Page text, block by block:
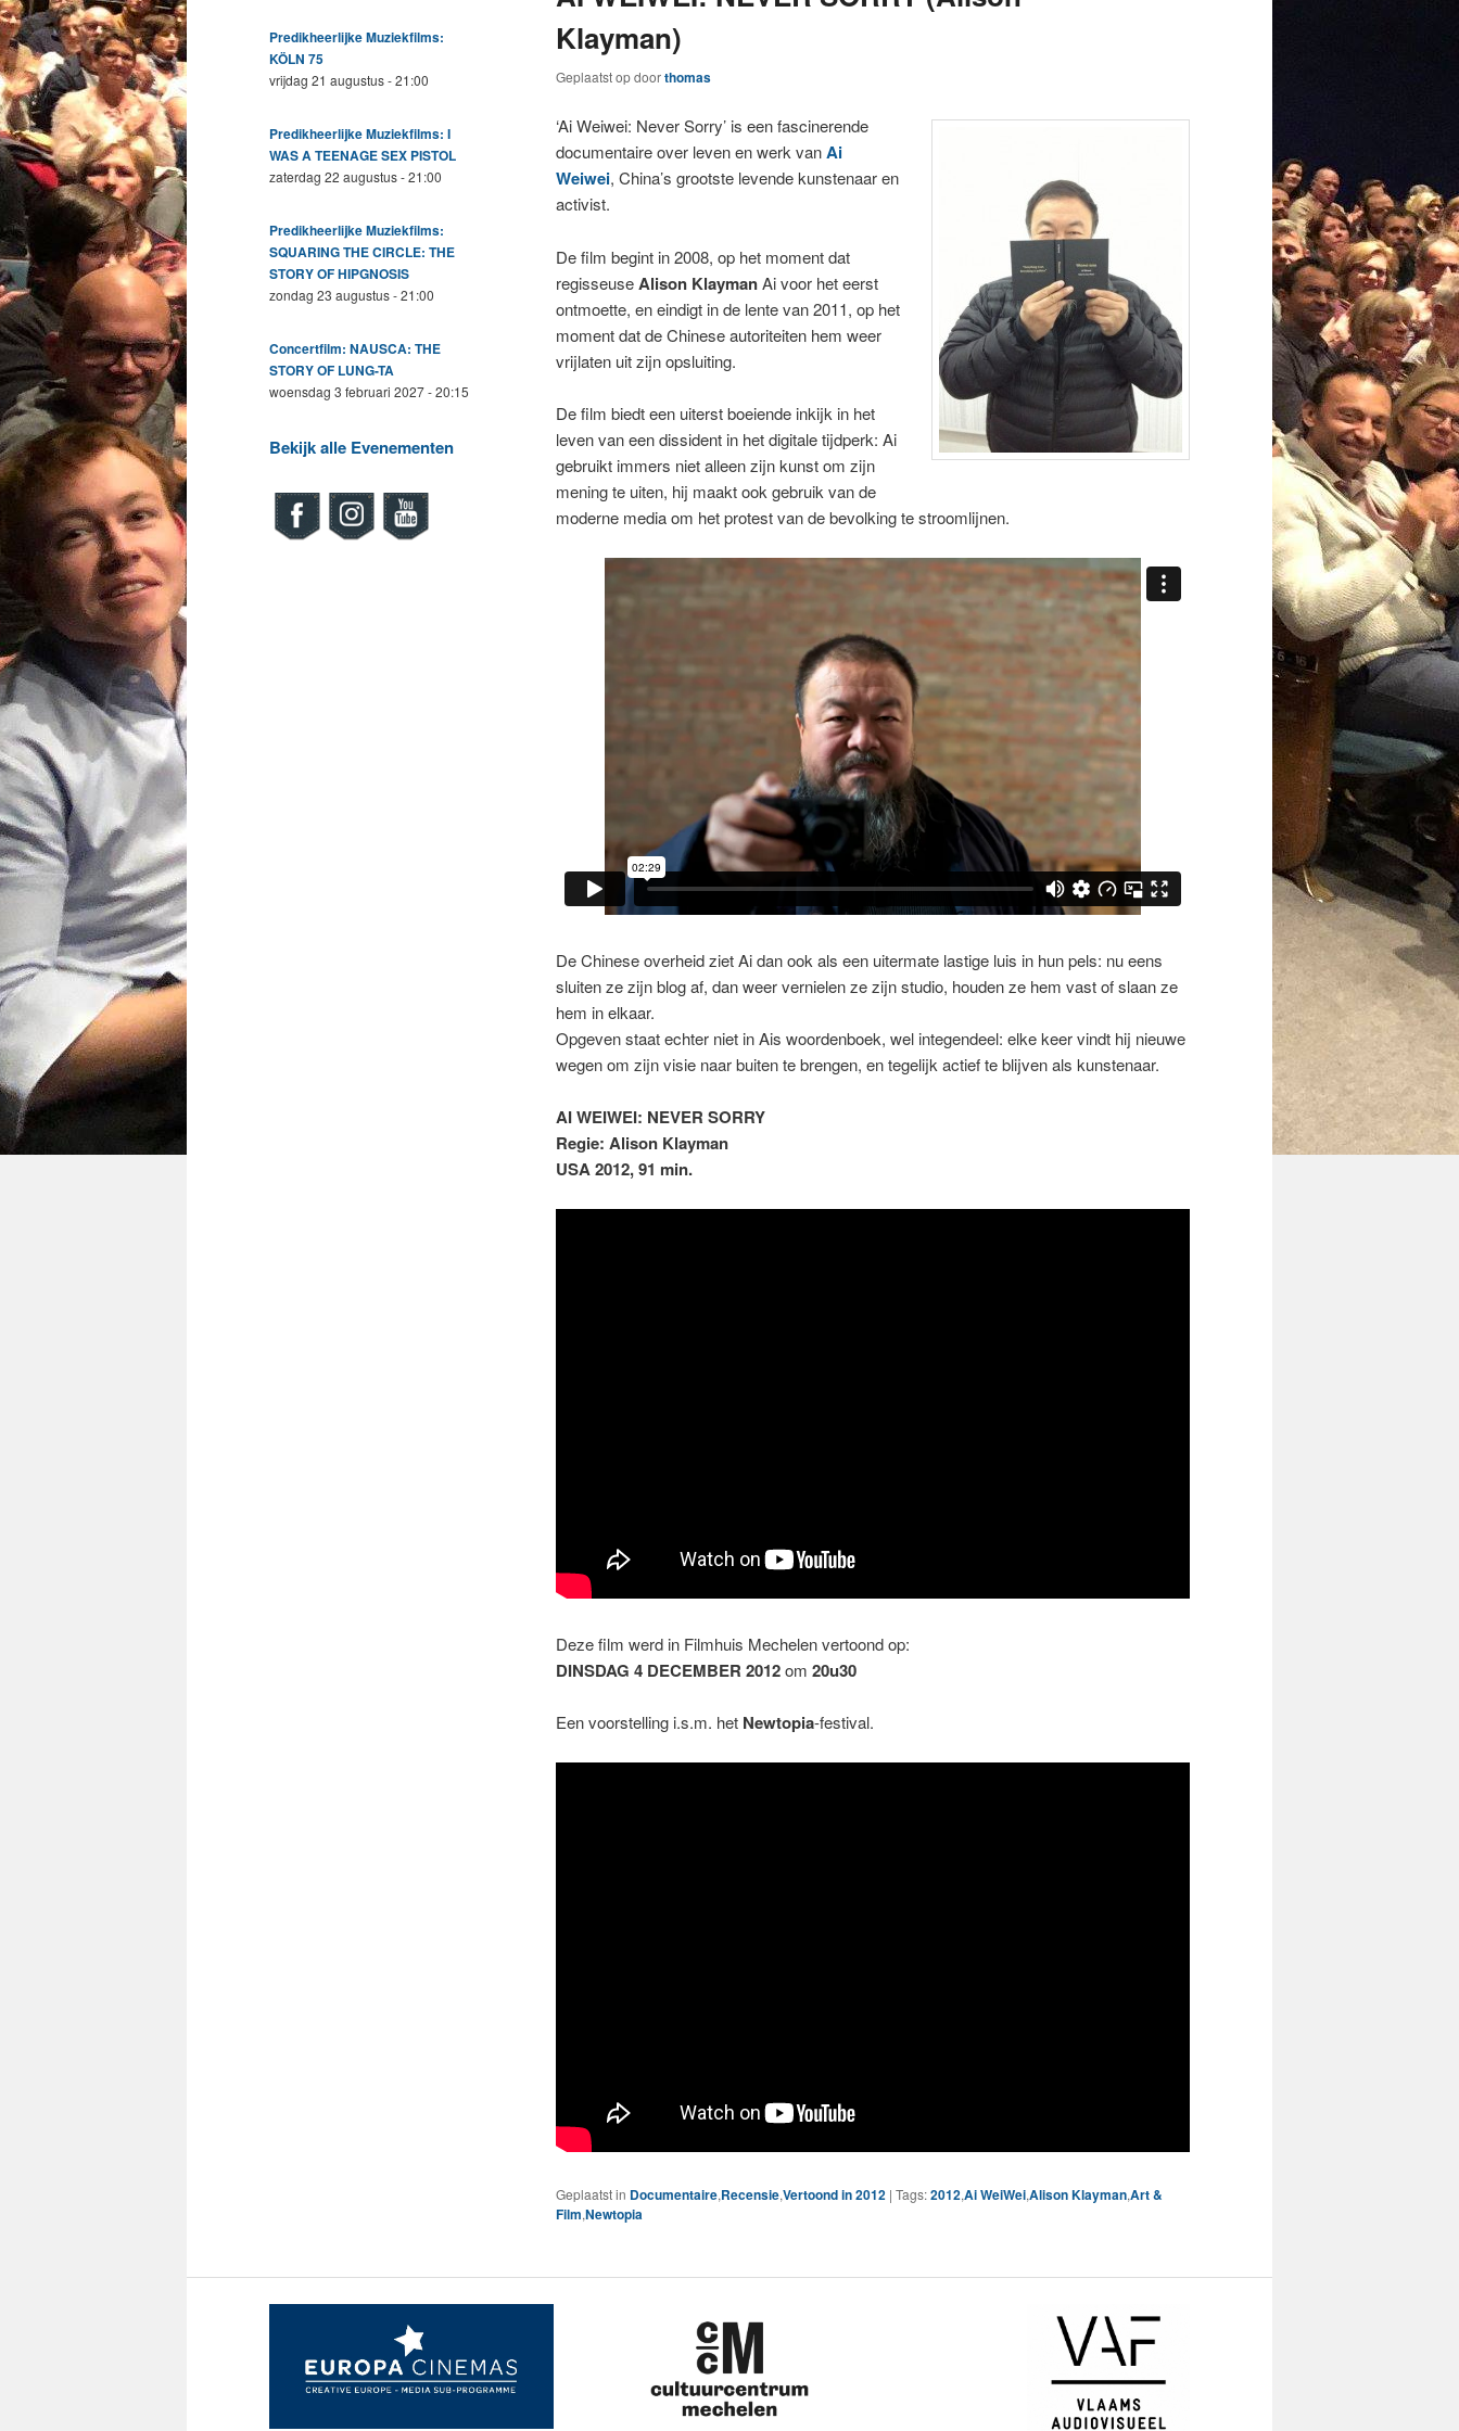
Klayman)
Geplaatst opdoorthomas
‘Ai Weiwei: Never Sorry’ is een fascinerende
documentaire over leven en werk vanAi
Weiwei, China’s grootste levende kunstenaar en
activist.
De film begint in 2008, op het moment dat
regisseuseAlison KlaymanAi voor het eerst
ontmoette, en eindigt in de lente van 2011, op het
moment dat de Chinese autoriteiten hem weer
vrijlaten uit zijn opsluiting.
De film biedt een uiterst boeiende inkijk in het
leven van een dissident in het digitale tijdperk: Ai
gebruikt immers niet alleen zijn kunst om zijn
mening te uiten, hij maakt ook gebruik van de
moderne media om het protest van de bevolking te stroomlijnen.
De Chinese overheid ziet Ai dan ook als een uitermate lastige luis in hun pels: nu eens
sluiten ze zijn blog af, dan weer vernielen ze zijn studio, houden ze hem vast of slaan ze
hem in elkaar.
Opgeven staat echter niet in Ais woordenboek, wel integendeel: elke keer vindt hij nieuwe
wegen om zijn visie naar buiten te brengen, en tegelijk actief te blijven als kunstenaar.
AI WEIWEI: NEVER SORRY
Regie: Alison Klayman
USA 2012, 91 min.
Deze film werd in Filmhuis Mechelen vertoond op:
DINSDAG 4 DECEMBER 2012om 20u30
Een voorstelling i.s.m. het Newtopia-festival.
Geplaatst in Documentaire,Recensie,Vertoond in 2012 | Tags:2012,Ai WeiWei,Alison Klayman,Art &
Film,Newtopia
Predikheerlijke Muziekfilms:
KÖLN 75
vrijdag 21 augustus - 21:00
Predikheerlijke Muziekfilms: I
WAS A TEENAGE SEX PISTOL
zaterdag 22 augustus - 21:00
Predikheerlijke Muziekfilms:
SQUARING THE CIRCLE: THE
STORY OF HIPGNOSIS
zondag 23 augustus - 21:00
Concertfilm: NAUSCA: THE
STORY OF LUNG-TA
woensdag 3 februari 2027 - 20:15
Bekijk alle Evenementen